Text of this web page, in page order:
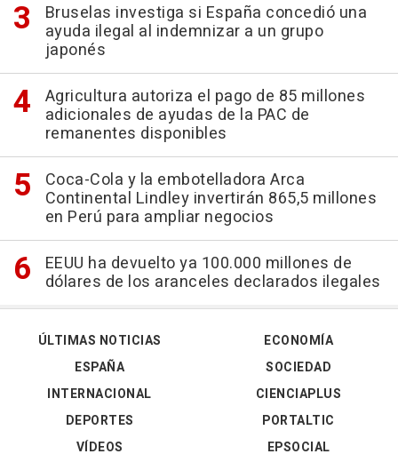
Bruselas investiga si España concedió una
ayuda ilegal al indemnizar a un grupo
japonés
Agricultura autoriza el pago de 85 millones
adicionales de ayudas de la PAC de
remanentes disponibles
Coca-Cola y la embotelladora Arca
Continental Lindley invertirán 865,5 millones
en Perú para ampliar negocios
EEUU ha devuelto ya 100.000 millones de
dólares de los aranceles declarados ilegales
ÚLTIMAS NOTICIAS
ESPAÑA
INTERNACIONAL
DEPORTES
VÍDEOS
ECONOMÍA
SOCIEDAD
CIENCIAPLUS
PORTALTIC
EPSOCIAL